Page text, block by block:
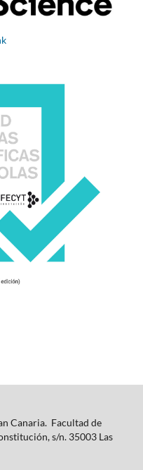
Canaria. Facultad de
s/n. 35003 Las